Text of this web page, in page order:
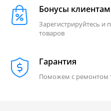
Бонусы клиентам
Зарегистрируйтесь и
товаров
Гарантия
Поможем с ремонтом